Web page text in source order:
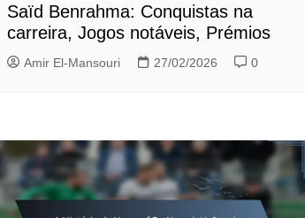
Saïd Benrahma: Conquistas na
carreira, Jogos notáveis, Prémios
Amir El-Mansouri 27/02/2026 0